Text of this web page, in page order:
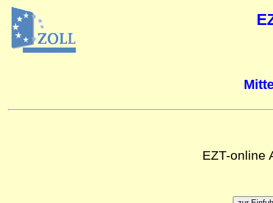
EZT-online